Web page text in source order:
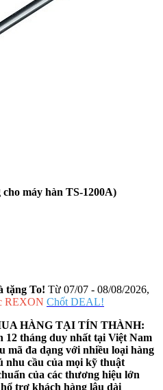
máy hàn TS-1200A)
tặng To! Từ 07/07 - 08/08/2026,
REXON Chốt DEAL!
HÀNG TẠI TÍN THÀNH:
12 tháng duy nhất tại Việt Nam
mã đa dạng với nhiều loại hàng
nhu cầu của mọi kỹ thuật
của các thương hiệu lớn
trợ khách hàng lâu dài